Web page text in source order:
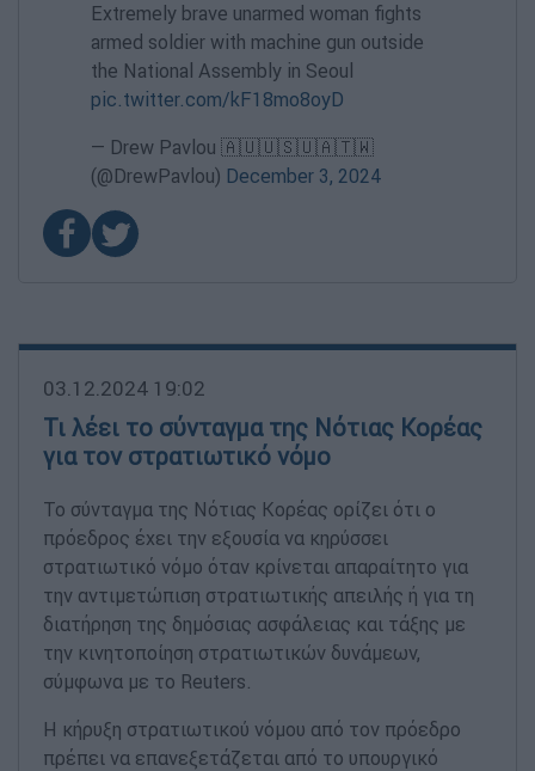
Extremely brave unarmed woman fights
armed soldier with machine gun outside
the National Assembly in Seoul
pic.twitter.com/kF18mo8oyD
— Drew Pavlou 🇦🇺🇺🇸🇺🇦🇹🇼
(@DrewPavlou) December 3, 2024
03.12.2024 19:02
Τι λέει το σύνταγμα της Νότιας Κορέας
για τον στρατιωτικό νόμο
Το σύνταγμα της Νότιας Κορέας ορίζει ότι ο
πρόεδρος έχει την εξουσία να κηρύσσει
στρατιωτικό νόμο όταν κρίνεται απαραίτητο για
την αντιμετώπιση στρατιωτικής απειλής ή για τη
διατήρηση της δημόσιας ασφάλειας και τάξης με
την κινητοποίηση στρατιωτικών δυνάμεων,
σύμφωνα με το Reuters.
Η κήρυξη στρατιωτικού νόμου από τον πρόεδρο
πρέπει να επανεξετάζεται από το υπουργικό